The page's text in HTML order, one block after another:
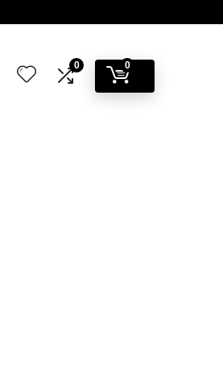
0 0